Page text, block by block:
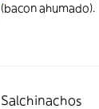
(bacon ahumado).
Salchinachos